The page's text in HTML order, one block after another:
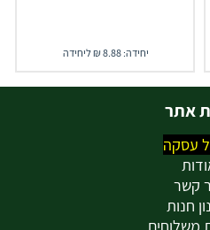
יחידה: 8.88 ₪ ליחידה
אתר
עסקה
קשר
חנות